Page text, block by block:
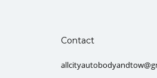
Contact